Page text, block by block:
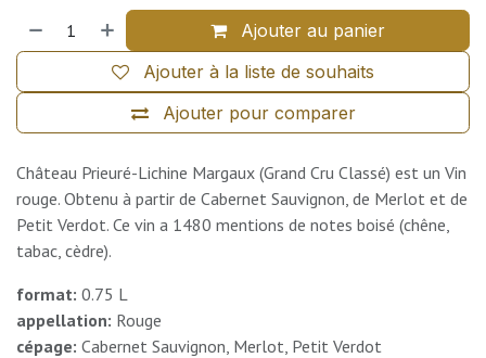
Ajouter au panier
Ajouter pour comparer
Ajouter à la liste de souhaits
Château Prieuré-Lichine Margaux (Grand Cru Classé) est un Vin
rouge. Obtenu à partir de Cabernet Sauvignon, de Merlot et de
Petit Verdot. Ce vin a 1480 mentions de notes boisé (chêne,
tabac, cèdre).
format: 0.75 L
appellation: Rouge
cépage: Cabernet Sauvignon, Merlot, Petit Verdot